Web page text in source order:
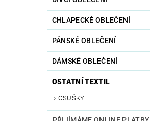
CHLAPECKÉ OBLEČENÍ
PÁNSKÉ OBLEČENÍ
DÁMSKÉ OBLEČENÍ
OSTATNÍ TEXTIL
OSUŠKY